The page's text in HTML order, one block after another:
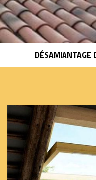
DÉSAMIANTAGE